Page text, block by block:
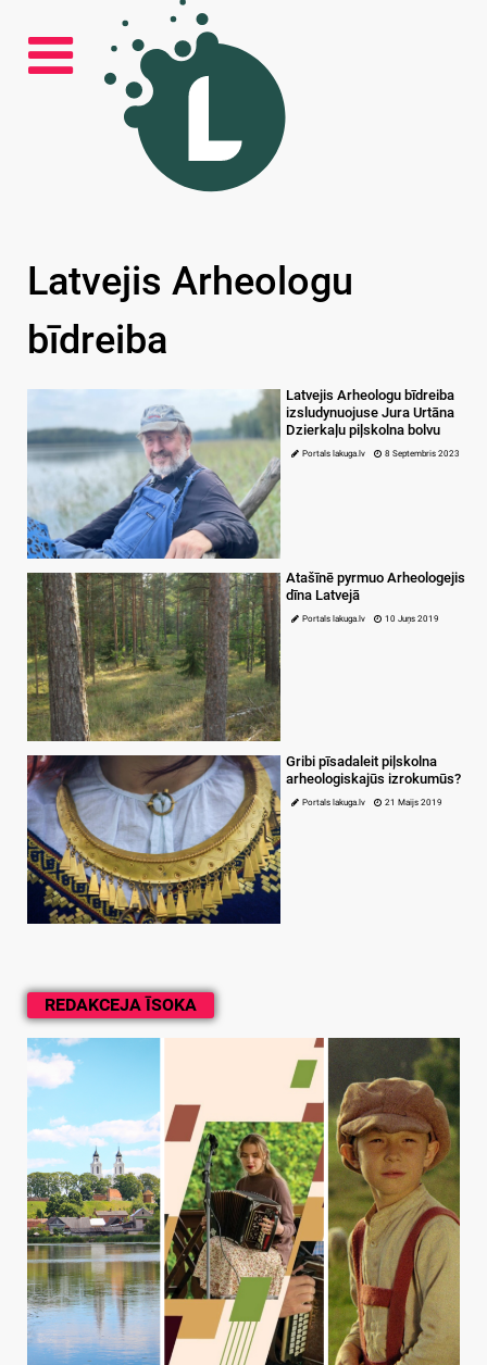
REDAKCEJA ĪSOKA
Latvejis Arheologu
bīdreiba
Latvejis Arheologu bīdreiba
izsludynuojuse Jura Urtāna
Dzierkaļu piļskolna bolvu
Portals lakuga.lv 8 Septembris 2023
Atašīnē pyrmuo Arheologejis
dīna Latvejā
Portals lakuga.lv 10 Juņs 2019
Gribi pīsadaleit piļskolna
arheologiskajūs izrokumūs?
Portals lakuga.lv 21 Maijs 2019